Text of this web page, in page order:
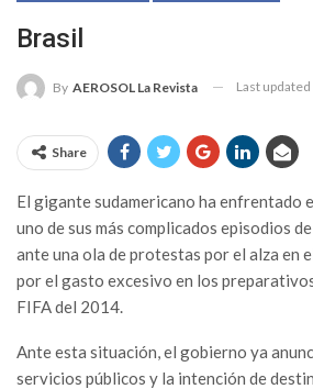
Brasil
By AEROSOL La Revista Last updated
Share
El gigante sudamericano ha enfrentado
uno de sus más complicados episodios
ante una ola de protestas por el alza en
por el gasto excesivo en los
FIFA del 2014.
Ante esta situación, el gobierno ya
servicios públicos y la intención de